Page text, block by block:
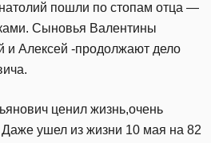
пошли по стопам отца —
Сыновья Валентины
Алексей -продолжают дело
ценил жизнь,очень
ушел из жизни 10 мая на 82